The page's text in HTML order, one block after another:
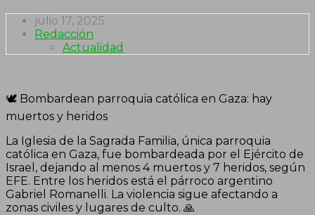
julio 17, 2025
Redacción
Actualidad
🕊️ Bombardean parroquia católica en Gaza: hay
muertos y heridos
La Iglesia de la Sagrada Familia, única parroquia
católica en Gaza, fue bombardeada por el Ejército de
Israel, dejando al menos 4 muertos y 7 heridos, según
EFE. Entre los heridos está el párroco argentino
Gabriel Romanelli. La violencia sigue afectando a
zonas civiles y lugares de culto. 🙏